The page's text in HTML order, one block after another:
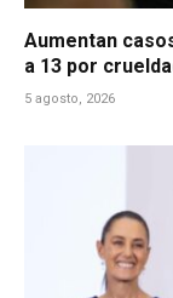
Aumentan
a 13 por
5 agosto, 2026